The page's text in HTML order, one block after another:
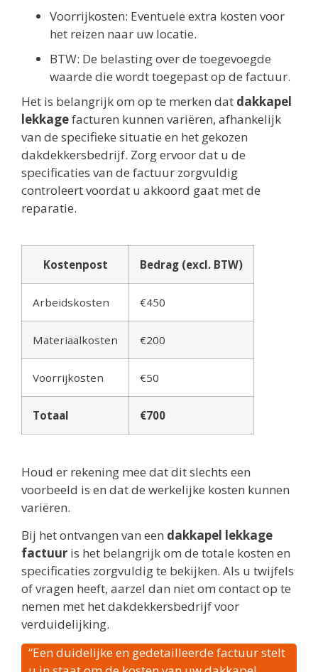
Voorrijkosten: Eventuele extra kosten voor
het reizen naar uw locatie.
BTW: De belasting over de toegevoegde
waarde die wordt toegepast op de factuur.
Het is belangrijk om op te merken dat dakkapel
lekkagefacturen kunnen variëren, afhankelijk
van de specifieke situatie en het gekozen
dakdekkersbedrijf. Zorg ervoor dat u de
specificaties van de factuur zorgvuldig
controleert voordat u akkoord gaat met de
reparatie.
Kostenpost Bedrag (excl. BTW)
Arbeidskosten €450
Materiaalkosten €200
Voorrijkosten €50
Totaal €700
Houd er rekening mee dat dit slechts een
voorbeeld is en dat de werkelijke kosten kunnen
variëren.
Bij het ontvangen van een dakkapel lekkage
factuur is het belangrijk om de totale kosten en
specificaties zorgvuldig te bekijken. Als u twijfels
of vragen heeft, aarzel dan niet om contact op te
nemen met het dakdekkersbedrijf voor
verduidelijking.
“Een duidelijke en gedetailleerde factuur stelt